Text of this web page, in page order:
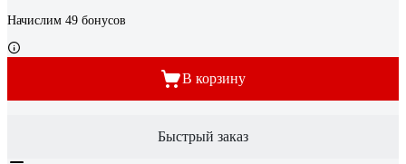
Начислим 49 бонусов
В корзину
Быстрый заказ